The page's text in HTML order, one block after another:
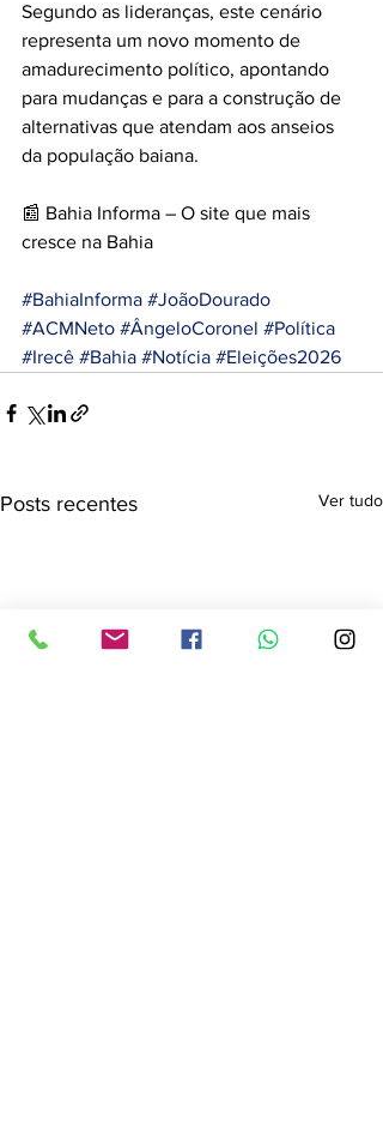
Segundo as lideranças, este cenário
representa um novo momento de
amadurecimento político, apontando
para mudanças e para a construção de
alternativas que atendam aos anseios
da população baiana.
📰 Bahia Informa – O site que mais
cresce na Bahia
#BahiaInforma #JoãoDourado
#ACMNeto #ÂngeloCoronel #Política
#Irecê #Bahia #Notícia #Eleições2026
Posts recentes Ver tudo